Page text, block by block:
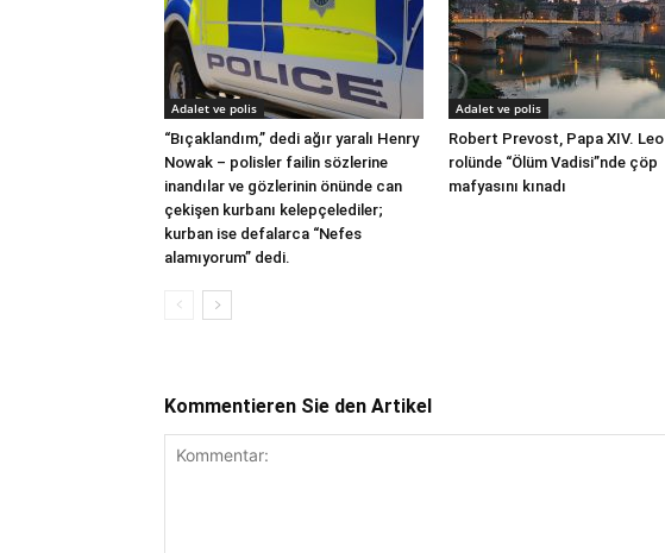
Adalet ve polis
“Bıçaklandım,” dedi ağır yaralı Henry
Nowak – polisler failin sözlerine
inandılar ve gözlerinin önünde can
çekişen kurbanı kelepçelediler;
kurban ise defalarca “Nefes
alamıyorum” dedi.
Adalet ve polis
Robert Prevost, Papa XIV. Leo
rolünde “Ölüm Vadisi”nde çöp
mafyasını kınadı
Kommentieren Sie den Artikel